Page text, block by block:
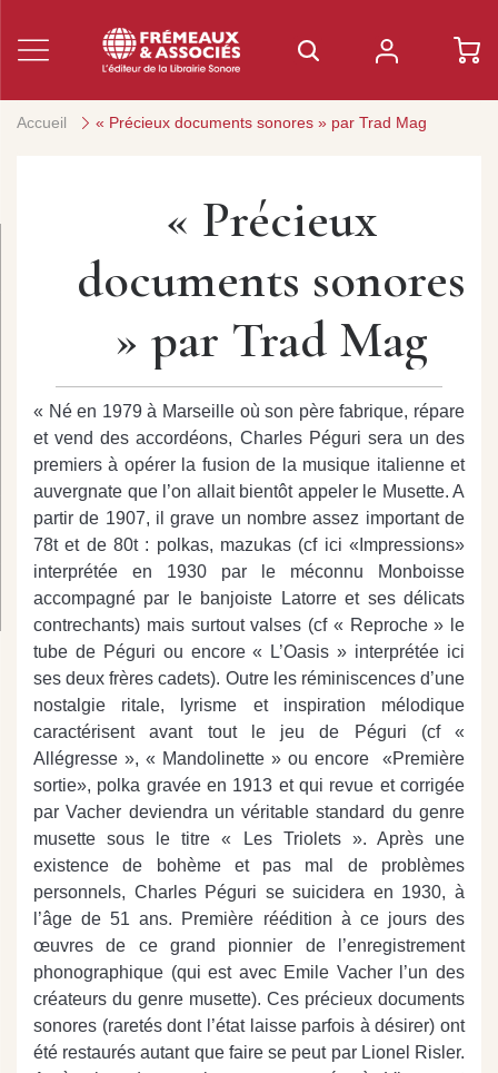
Accueil « Précieux documents sonores » par Trad Mag
« Précieux
documents sonores
» par Trad Mag
« Né en 1979 à Marseille où son père fabrique, répare
et vend des accordéons, Charles Péguri sera un des
premiers à opérer la fusion de la musique italienne et
auvergnate que l’on allait bientôt appeler le Musette. A
partir de 1907, il grave un nombre assez important de
78t et de 80t : polkas, mazukas (cf ici «Impressions»
interprétée en 1930 par le méconnu Monboisse
accompagné par le banjoiste Latorre et ses délicats
contrechants) mais surtout valses (cf « Reproche » le
tube de Péguri ou encore « L’Oasis » interprétée ici
ses deux frères cadets). Outre les réminiscences d’une
nostalgie ritale, lyrisme et inspiration mélodique
caractérisent avant tout le jeu de Péguri (cf «
Allégresse », « Mandolinette » ou encore «Première
sortie», polka gravée en 1913 et qui revue et corrigée
par Vacher deviendra un véritable standard du genre
musette sous le titre « Les Triolets ». Après une
existence de bohème et pas mal de problèmes
personnels, Charles Péguri se suicidera en 1930, à
l’âge de 51 ans. Première réédition à ce jours des
œuvres de ce grand pionnier de l’enregistrement
phonographique (qui est avec Emile Vacher l’un des
créateurs du genre musette). Ces précieux documents
sonores (raretés dont l’état laisse parfois à désirer) ont
été restaurés autant que faire se peut par Lionel Risler.